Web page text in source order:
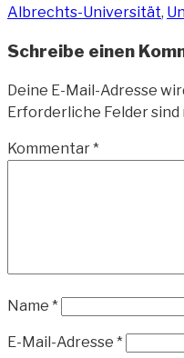
Albrechts-Universität,
Schreibe einen
Deine E-Mail-Adresse
Erforderliche Felder sind
Kommentar*
Name *
E-Mail-Adresse *